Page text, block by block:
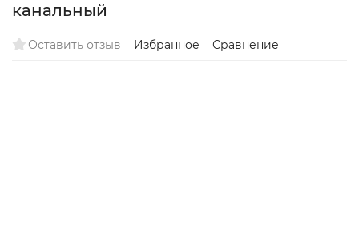
канальный
Оставить отзыв Избранное Сравнение